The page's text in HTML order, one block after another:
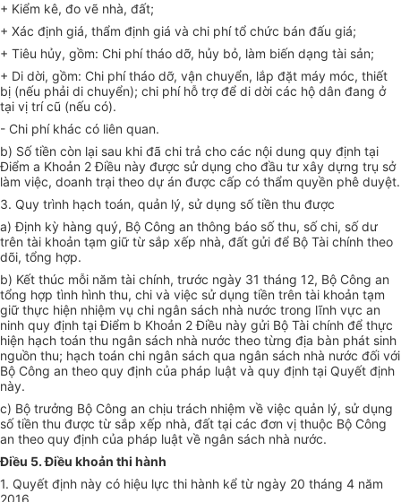
+ Kiểm kê, đo vẽ nhà, đất;
+ Xác định giá, thẩm định giá và chi phí tổ chức bán đấu giá;
+ Tiêu hủy, gồm: Chi phí tháo dỡ, hủy bỏ, làm biến dạng tài sản;
+ Di dời, gồm: Chi phí tháo dỡ, vận chuyển, lắp đặt máy móc, thiết
bị (nếu phải di chuyển); chi phí hỗ trợ để di dời các hộ dân đang ở
tại vị trí cũ (nếu có).
- Chi phí khác có liên quan.
b) Số tiền còn lại sau khi đã chi trả cho các nội dung quy định tại
Điểm a Khoản 2 Điều này được sử dụng cho đầu tư xây dựng trụ sở
làm việc, doanh trại theo dự án được cấp có thẩm quyền phê duyệt.
3. Quy trình hạch toán, quản lý, sử dụng số tiền thu được
a) Định kỳ hàng quý, Bộ Công an thông báo số thu, số chi, số dư
trên tài khoản tạm giữ từ sắp xếp nhà, đất gửi để Bộ Tài chính theo
dõi, tổng hợp.
b) Kết thúc mỗi năm tài chính, trước ngày 31 tháng 12, Bộ Công an
tổng hợp tình hình thu, chi và việc sử dụng tiền trên tài khoản tạm
giữ thực hiện nhiệm vụ chi ngân sách nhà nước trong lĩnh vực an
ninh quy định tại Điểm b Khoản 2 Điều này gửi Bộ Tài chính để thực
hiện hạch toán thu ngân sách nhà nước theo từng địa bàn phát sinh
nguồn thu; hạch toán chi ngân sách qua ngân sách nhà nước đối với
Bộ Công an theo quy định của pháp luật và quy định tại Quyết định
này.
c) Bộ trưởng Bộ Công an chịu trách nhiệm về việc quản lý, sử dụng
số tiền thu được từ sắp xếp nhà, đất tại các đơn vị thuộc Bộ Công
an theo quy định của pháp luật về ngân sách nhà nước.
Điều 5. Điều khoản thi hành
1. Quyết định này có hiệu lực thi hành kể từ ngày 20 tháng 4 năm
2016.